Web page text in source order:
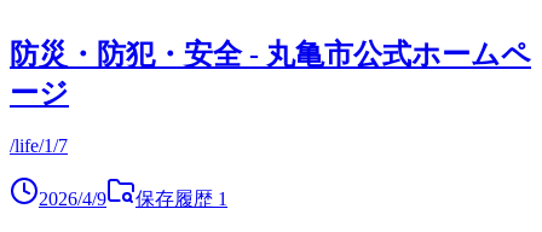
防災・防犯・安全 - 丸亀市公式ホームペ
ージ
/life/1/7
2026/4/9 保存履歴 1